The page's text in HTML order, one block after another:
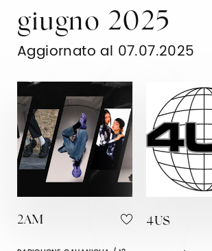
giugno 2025
Aggiornato al 07.07.2025
2AM 4US